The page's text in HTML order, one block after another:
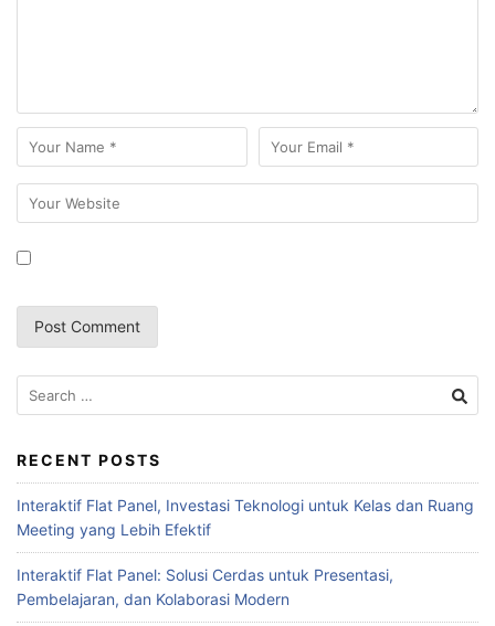
RECENT POSTS
Interaktif Flat Panel, Investasi Teknologi untuk Kelas dan Ruang
Meeting yang Lebih Efektif
Interaktif Flat Panel: Solusi Cerdas untuk Presentasi,
Pembelajaran, dan Kolaborasi Modern